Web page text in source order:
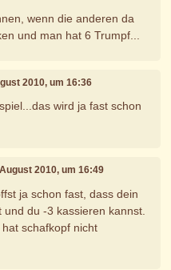
wenn die anderen da
und man hat 6 Trumpf...
2010, um 16:36
wird ja fast schon
2010, um 16:49
ja schon fast, dass dein
du -3 kassieren kannst.
schafkopf nicht